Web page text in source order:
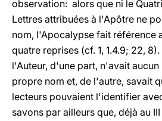
observation: alors que ni le
Lettres attribuées à l'Apôtre ne
nom, l'Apocalypse fait référence
quatre reprises (cf. 1, 1.4.9; 22,
l'Auteur, d'une part, n'avait
propre nom et, de l'autre, savait
lecteurs pouvaient l'identifier
savons par ailleurs que, déjà au